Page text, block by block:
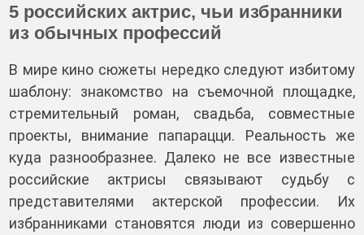
5 российских актрис, чьи избранники
из обычных профессий
В мире кино сюжеты нередко следуют избитому
шаблону: знакомство на съемочной площадке,
стремительный роман, свадьба, совместные
проекты, внимание папарацци. Реальность же
куда разнообразнее. Далеко не все известные
российские актрисы связывают судьбу с
представителями актерской профессии. Их
избранниками становятся люди из совершенно